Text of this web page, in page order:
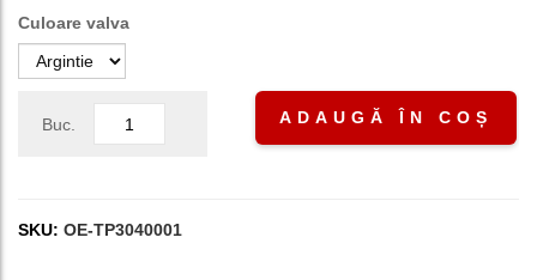
Culoare valva
Buc. ADAUGĂ ÎN COȘ
SKU: OE-TP3040001